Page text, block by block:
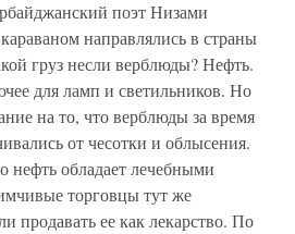
поэт Низами
направлялись в страны
груз несли верблюды? Нефть.
для ламп и светильников. Но
на то, что верблюды за время
от чесотки и облысения.
нефть обладает лечебными
торговцы тут же
продавать ее как лекарство. По